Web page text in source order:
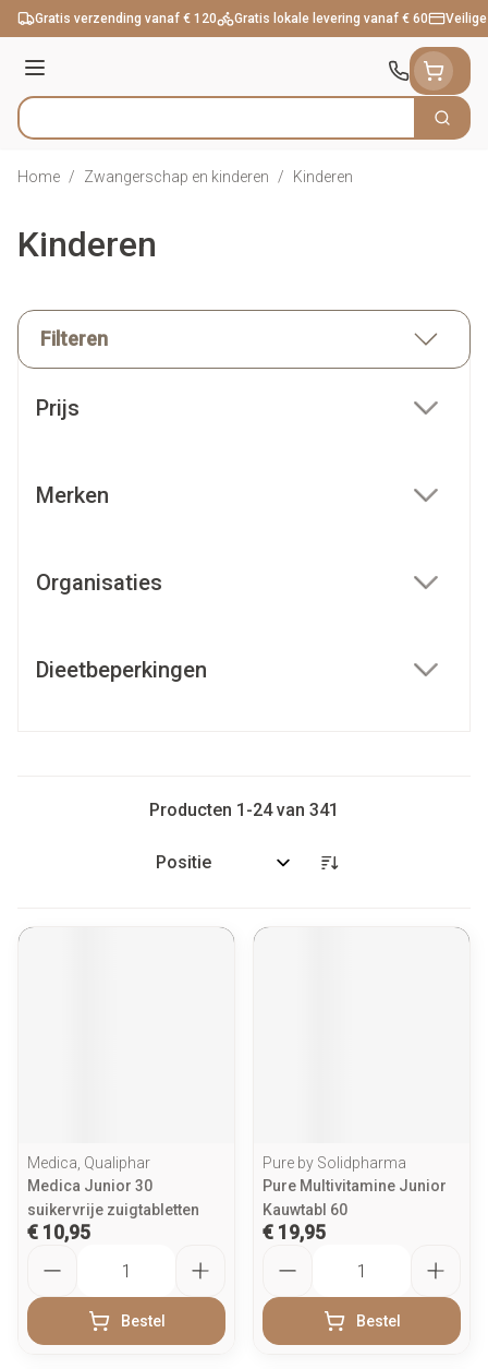
Ga naar de inhoud
Gratis verzending vanaf € 120 Gratis lokale levering vanaf € 60
Menu
Product, merk, categorie... Zoek
Home / Zwangerschap en kinderen / Kinderen
Kinderen
Filteren
Prijs
Merken
Organisaties
Dieetbeperkingen
Producten 1 -24van 341
Sorteer op:
Medica, Qualiphar
Medica Junior 30
suikervrije zuigtabletten
€ 10,95
Bestel
Pure by Solidpharma
Pure Multivitamine Junior
Kauwtabl 60
€ 19,95
Bestel